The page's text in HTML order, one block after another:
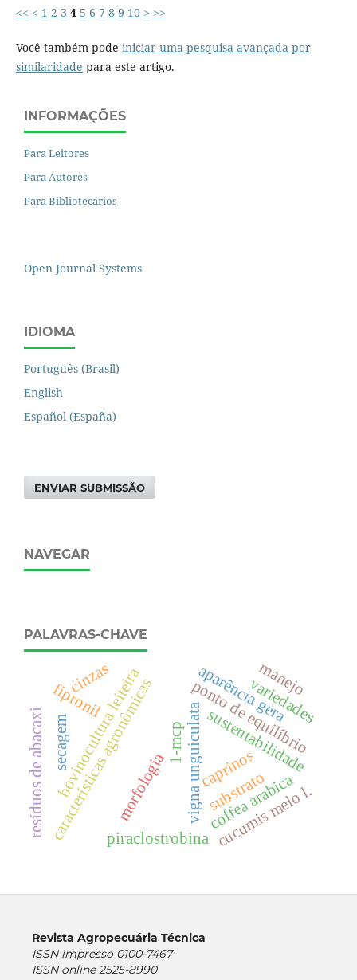
<< < 1 2 3 4 5 6 7 8 9 10 > >>
Você também pode iniciar uma pesquisa avançada por
similaridade para este artigo.
INFORMAÇÕES
Para Leitores
Para Autores
Para Bibliotecários
Open Journal Systems
IDIOMA
Português (Brasil)
English
Español (España)
ENVIAR SUBMISSÃO
NAVEGAR
PALAVRAS-CHAVE
caprinos
características agronômicas vigna unguiculatasustentabilidade
coffea arabica
ponto de equilíbrio
bovinocultura leiteira aparência gera
1-mcp
morfologia cucumis melo l.
variedades
fipronil
piraclostrobina
resíduos de abacaxi
manejo
secagem
cinzas
substrato
Revista Agropecuária Técnica
ISSN impresso 0100-7467
ISSN online 2525-8990